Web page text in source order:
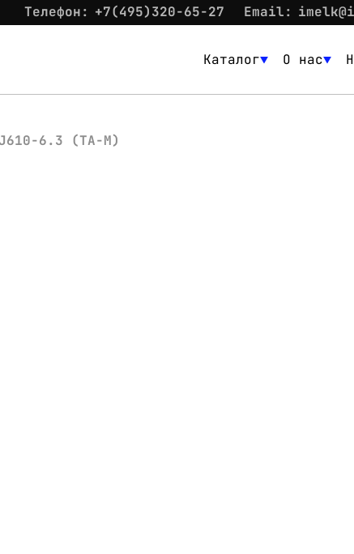
Телефон: +7(495)320-65-27 Email:
Каталог О нас
6.3 (TA-M)